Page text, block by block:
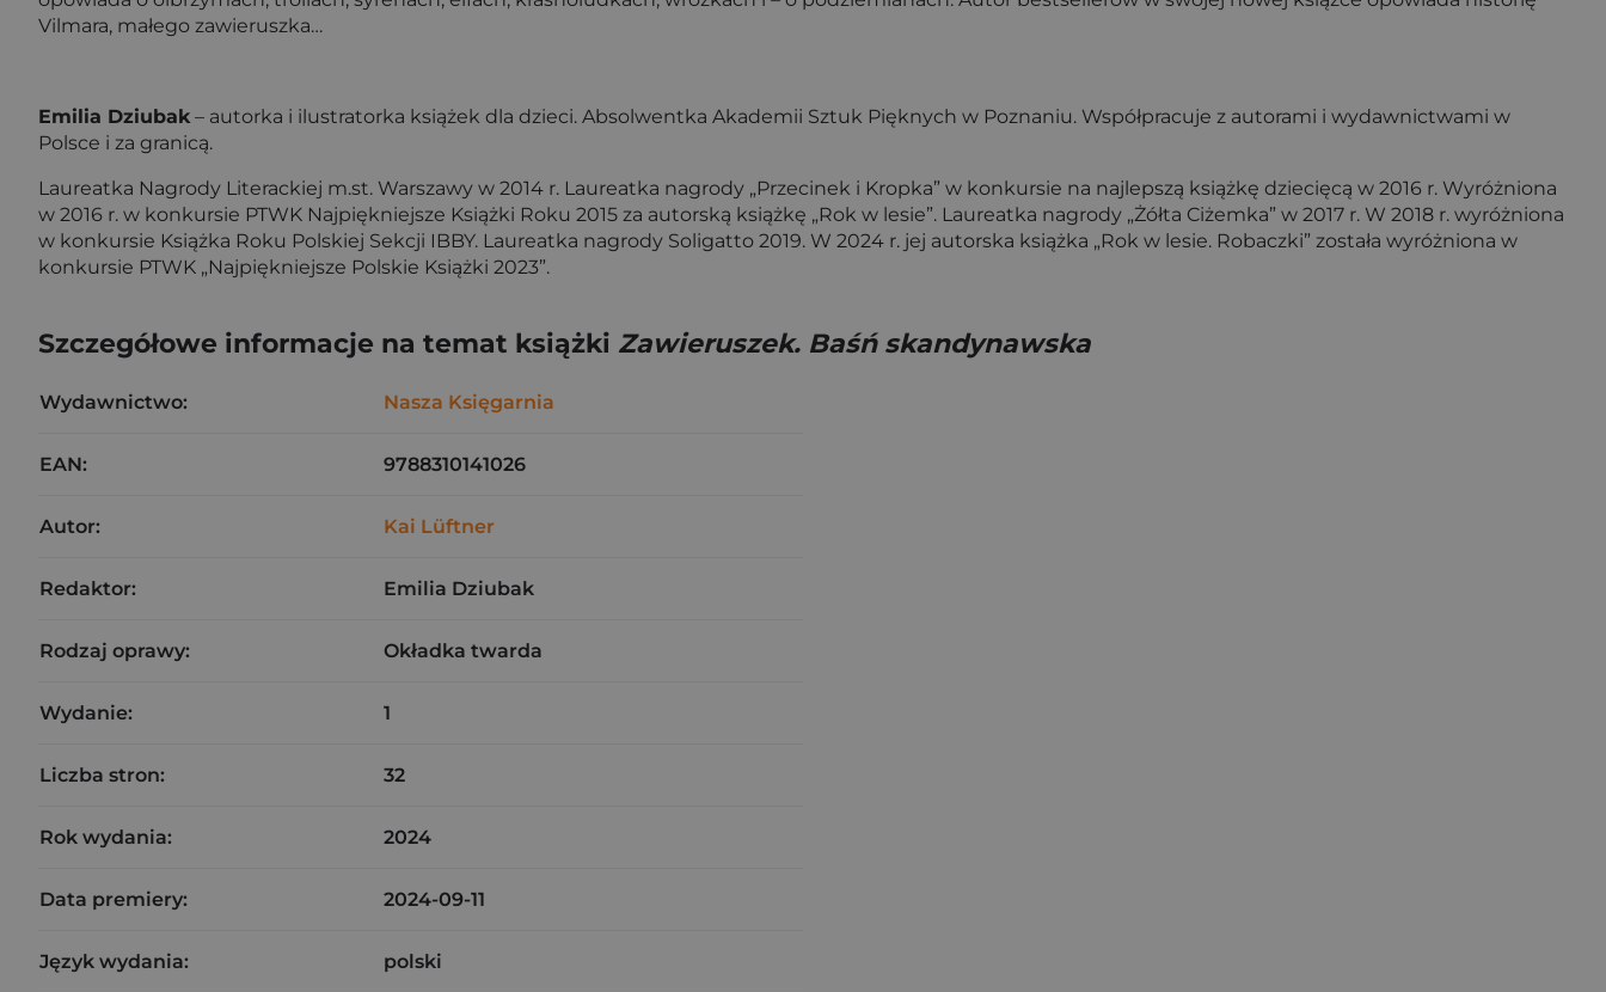
Vilmara, małego zawieruszka…
Emilia Dziubak– autorka i ilustratorka książek dla dzieci. Absolwentka Akademii Sztuk Pięknych w Poznaniu. Współpracuje z autorami i wydawnictwami w
Polsce i za granicą.
Laureatka Nagrody Literackiej m.st. Warszawy w 2014 r. Laureatka nagrody „Przecinek i Kropka” w konkursie na najlepszą książkę dziecięcą w 2016 r. Wyróżniona
w 2016 r. w konkursie PTWK Najpiękniejsze Książki Roku 2015 za autorską książkę „Rok w lesie”. Laureatka nagrody „Żółta Ciżemka” w 2017 r. W 2018 r. wyróżniona
w konkursie Książka Roku Polskiej Sekcji IBBY. Laureatka nagrody Soligatto 2019. W 2024 r. jej autorska książka „Rok w lesie. Robaczki” została wyróżniona w
konkursie PTWK „Najpiękniejsze Polskie Książki 2023”.
Szczegółowe informacje na temat książki Zawieruszek. Baśń skandynawska
Wydawnictwo: Nasza Księgarnia
EAN: 9788310141026
Autor: Kai Lüftner
Redaktor: Emilia Dziubak
Rodzaj oprawy: Okładka twarda
Wydanie: 1
Liczba stron: 32
Rok wydania: 2024
Data premiery: 2024-09-11
Język wydania: polski